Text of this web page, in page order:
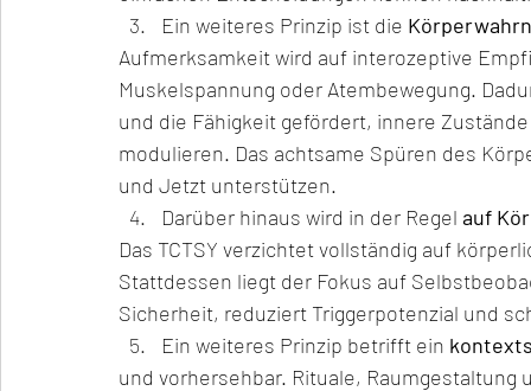
Ein weiteres Prinzip ist die
Aufmerksamkeit wird auf interozeptive
Muskelspannung oder Atembewegung.
und die Fähigkeit gefördert, innere
modulieren. Das achtsame Spüren des
und Jetzt unterstützen.
Darüber hinaus wird in der Regel auf
Das TCTSY verzichtet vollständig auf
Stattdessen liegt der Fokus auf
Sicherheit, reduziert Triggerpotenzial und
Ein weiteres Prinzip betrifft ein
und vorhersehbar. Rituale,